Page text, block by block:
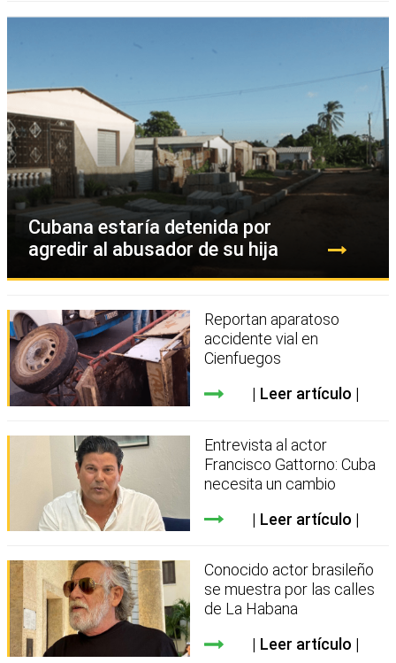
Cubana estaría detenida por
agredir al abusador de su hija
Reportan aparatoso
accidente vial en
Cienfuegos
Leer artículo
Entrevista al actor
Francisco Gattorno: Cuba
necesita un cambio
Leer artículo
Conocido actor brasileño
se muestra por las calles
de La Habana
Leer artículo